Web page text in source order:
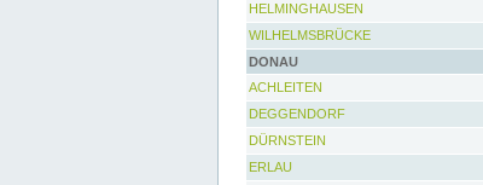
HELMINGHAUSEN
WILHELMSBRÜCKE
DONAU
ACHLEITEN
DEGGENDORF
DÜRNSTEIN
ERLAU